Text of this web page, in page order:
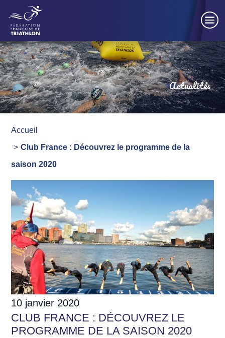
Actualités
Accueil
Club France : Découvrez le programme de la
saison 2020
10 janvier 2020
CLUB FRANCE : DÉCOUVREZ LE
PROGRAMME DE LA SAISON 2020
Panneau de gestion des cookies